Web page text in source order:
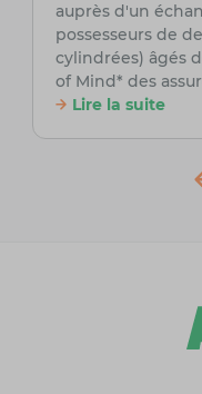
auprès d'un
possesseurs de
cylindrées) âgés
of Mind* des
Lire la suite